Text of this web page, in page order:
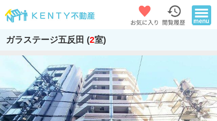
ガラステージ五反田 (2室)